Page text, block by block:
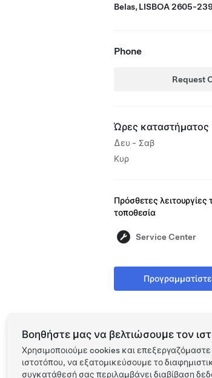
Belas, LISBOA 2605-
Phone
Request
Ώρες καταστήματος
Δευ - Σαβ
Κυρ
Πρόσθετες λειτουργίες
τοποθεσία
Service Center
Tesla ©
Βοηθήστε μας να βελτιώσουμε τον
Χρησιμοποιούμε cookies και
ιστοτόπου, να εξατομικεύσουμε το
συγκατάθεσή σας περιλαμβάνει διαβίβαση